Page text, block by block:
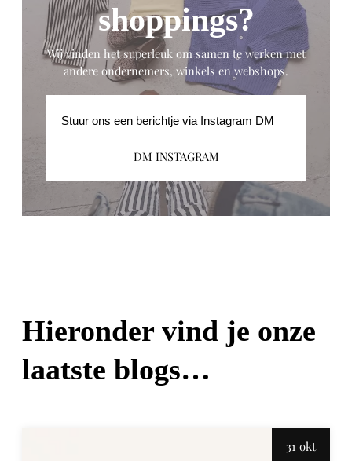
shoppings?
Wij vinden het superleuk om samen te werken met
andere ondernemers, winkels en webshops.
Stuur ons een berichtje via Instagram DM
DM INSTAGRAM
Hieronder vind je onze
laatste blogs…
31 okt